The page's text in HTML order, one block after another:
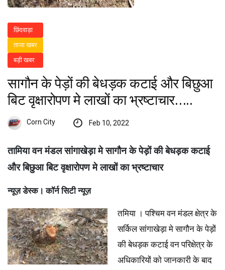
छिंदवाड़ा
ताजा खबर
बड़ी खबर
सागौन के पेड़ों की बेधड़क कटाई और बिछुआ
बिट वृक्षारोपण मे लाखों का भ्रष्टाचार…..
Corn City Feb 10, 2022
तामिया वन मंडल सांगाखेड़ा मे सागौन के पेड़ों की बेधड़क कटाई
और बिछुआ बिट वृक्षारोपण मे लाखों का भ्रष्टाचार
न्यूज़ डेस्क। कॉर्न सिटी न्यूज़
तमिया । पश्चिम वन मंडल क्षेत्र के
सर्किल सांगाखेड़ा मे सागौन के पेड़ों
की बेधड़क कटाई वन परिक्षेत्र के
अधिकारियों को जानकारी के बाद